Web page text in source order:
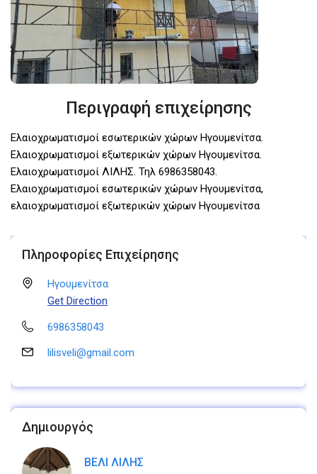
Περιγραφή επιχείρησης
Ελαιοχρωματισμοί εσωτερικών χώρων Ηγουμενίτσα.
Ελαιοχρωματισμοί εξωτερικών χώρων Ηγουμενίτσα.
Ελαιοχρωματισμοί ΛΙΛΗΣ. Τηλ 6986358043.
Ελαιοχρωματισμοί εσωτερικών χώρων Ηγουμενίτσα,
ελαιοχρωματισμοί εξωτερικών χώρων Ηγουμενίτσα
Πληροφορίες Επιχείρησης
Ηγουμενίτσα
Get Direction
6986358043
lilisveli@gmail.com
Δημιουργός
ΒΕΛΙ ΛΙΛΗΣ